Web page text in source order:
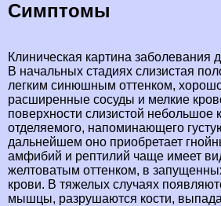
Симптомы
Клиническая картина заболевания
В начальных стадиях слизистая
легким синюшным оттенком,
расширенные сосуды и мелкие
поверхности слизистой небольшое
отделяемого, напоминающего
дальнейшем оно приобретает
амфибий и рептилий чаще имеет
желтоватым оттенком, в
крови. В тяжелых случаях
мышцы, разрушаются кости,